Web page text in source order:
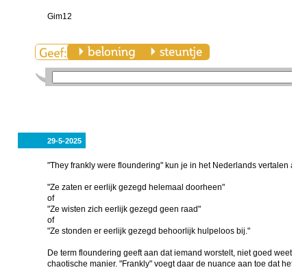
Gim12
29-5-2025
"They frankly were floundering" kun je in het Nederlands vertalen als:
"Ze zaten er eerlijk gezegd helemaal doorheen"
of
"Ze wisten zich eerlijk gezegd geen raad"
of
"Ze stonden er eerlijk gezegd behoorlijk hulpeloos bij."
De term floundering geeft aan dat iemand worstelt, niet goed weet
chaotische manier. "Frankly" voegt daar de nuance aan toe dat het